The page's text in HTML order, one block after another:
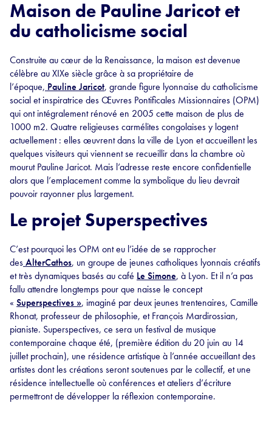
Maison de Pauline Jaricot et
du catholicisme social
Construite au cœur de la Renaissance, la maison est devenue
célèbre au XIXe siècle grâce à sa propriétaire de
l’époque, Pauline Jaricot, grande figure lyonnaise du catholicisme
social et inspiratrice des Œuvres Pontificales Missionnaires (OPM)
qui ont intégralement rénové en 2005 cette maison de plus de
1000 m2. Quatre religieuses carmélites congolaises y logent
actuellement : elles œuvrent dans la ville de Lyon et accueillent les
quelques visiteurs qui viennent se recueillir dans la chambre où
mourut Pauline Jaricot. Mais l’adresse reste encore confidentielle
alors que l’emplacement comme la symbolique du lieu devrait
pouvoir rayonner plus largement.
Le projet Superspectives
C’est pourquoi les OPM ont eu l’idée de se rapprocher
desAlterCathos, un groupe de jeunes catholiques lyonnais créatifs
et très dynamiques basés au café Le Simone, à Lyon. Et il n’a pas
fallu attendre longtemps pour que naisse le concept
« Superspectives », imaginé par deux jeunes trentenaires, Camille
Rhonat, professeur de philosophie, et François Mardirossian,
pianiste. Superspectives, ce sera un festival de musique
contemporaine chaque été, (première édition du 20 juin au 14
juillet prochain), une résidence artistique à l’année accueillant des
artistes dont les créations seront soutenues par le collectif, et une
résidence intellectuelle où conférences et ateliers d’écriture
permettront de développer la réflexion contemporaine.